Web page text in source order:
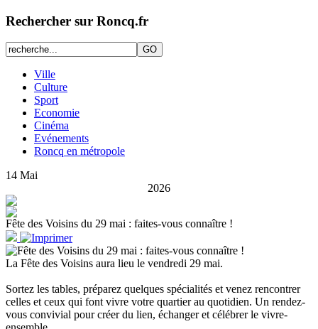
Rechercher sur Roncq.fr
Ville
Culture
Sport
Economie
Cinéma
Evénements
Roncq en métropole
14 Mai
2026
Fête des Voisins du 29 mai : faites-vous connaître !
La Fête des Voisins aura lieu le vendredi 29 mai.
Sortez les tables, préparez quelques spécialités et venez rencontrer
celles et ceux qui font vivre votre quartier au quotidien. Un rendez-
vous convivial pour créer du lien, échanger et célébrer le vivre-